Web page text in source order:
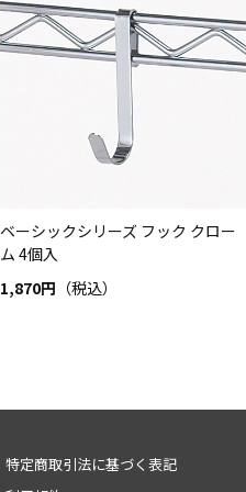
ベーシックシリーズ フック クロー
ム 4個入
1,870円 （税込）
特定商取引法に基づく表記